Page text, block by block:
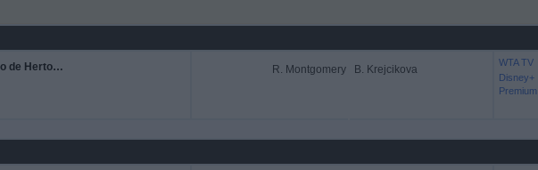
WTA Torneo de Hertogenbosch
R. Montgomery B. Krejcikova
WTA TV
Disney+
Premium